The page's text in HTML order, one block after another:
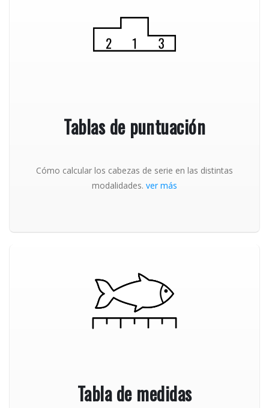
Tablas de puntuación
Cómo calcular los cabezas de serie en las distintas
modalidades. ver más
Tabla de medidas